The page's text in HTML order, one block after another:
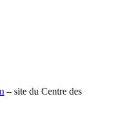
– site du Centre des